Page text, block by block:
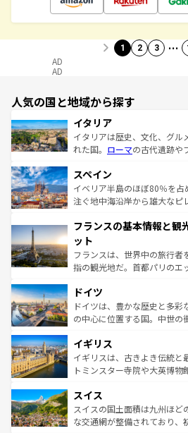
1 2 3 …
AD
AD
人気の国と地域から探す
イタリア
イタリアは歴史、文化、グル
れた国。 ローマの古代遺跡や
ろん、トスカーナの美しい田
景など、自然景観も見逃せな
ピザやパスタなど、絶品のイ
ませてくれるイタリアで、忘
なお、新着のイタリア情報は
しい。
スペイン
イベリア半島のほぼ80％を
注ぐ地中海沿岸から雄大なピ
文化が根付くこの国では、情
れる闘牛、そして美味しいタ
る。首都マドリードの洗練さ
アートに溢れた街角から、地
せる。地方によって風土や気
性で
ンテンツ一覧を参照してほし
フランスの基本情報と観
ット
フランスは、世界中の旅行者
指の観光地だ。首都パリのエ
で、幅広い魅力が詰まってい
聖堂、美しいビーチ、そし
から魅了する。また、フラン
いる。シャンパンの発祥地で
香り高いラベンダー畑など、
らに、パリ以外の地域にも魅
れる地方に足を運ぶとそれぞ
きるだろう。 なお、新
を参照してほしい。
ドイツ
ドイツは、豊かな歴史と多
の中心に位置する国。中世の
顔を持つこの国は、どこを歩
ルリンの文化的活気、バイエ
してライン川沿いのワイン畑
は、お酒好きな人にはぜひ体験してほ
ドイツ情報はコンテンツ一覧
イギリス
イギリスは、古きよき伝統と
トミンスター寺院や大英博物
リアごとに異なる魅力がある
ティー、ビール好きにはた
戦など、本場だからこそでき
スイス
スイスの国土面積は九州ほ
な交通網が整備されており、